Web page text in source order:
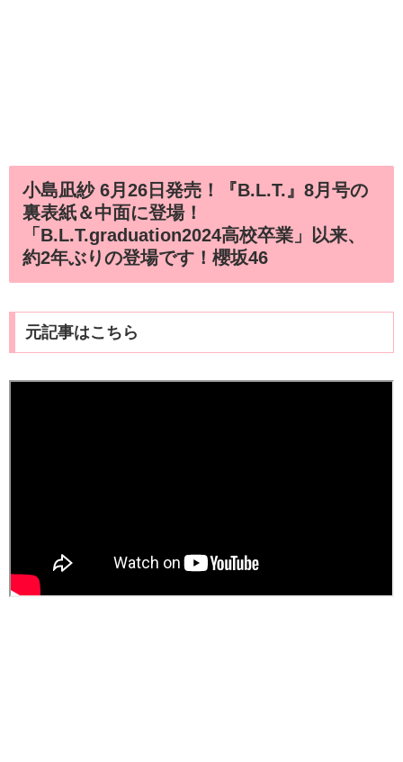
小島凪紗 6月26日発売！『B.L.T.』8月号の
裏表紙＆中面に登場！
「B.L.T.graduation2024高校卒業」以来、
約2年ぶりの登場です！櫻坂46
元記事はこちら